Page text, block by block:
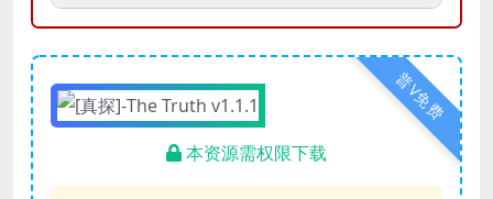
普V免费
本资源需权限下载